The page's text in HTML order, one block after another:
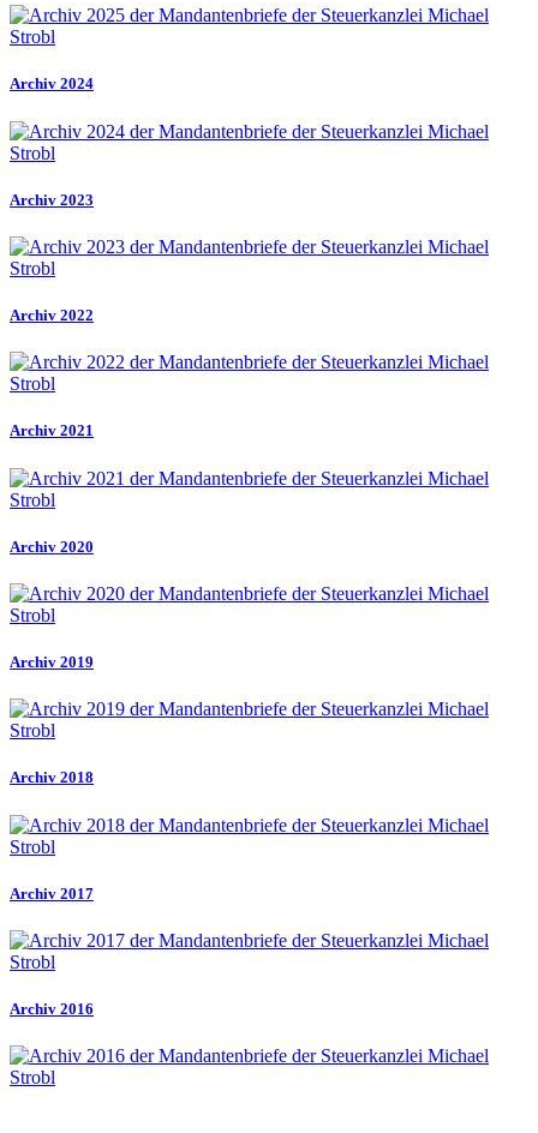
Archiv 2024
Archiv 2023
Archiv 2022
Archiv 2021
Archiv 2020
Archiv 2019
Archiv 2018
Archiv 2017
Archiv 2016